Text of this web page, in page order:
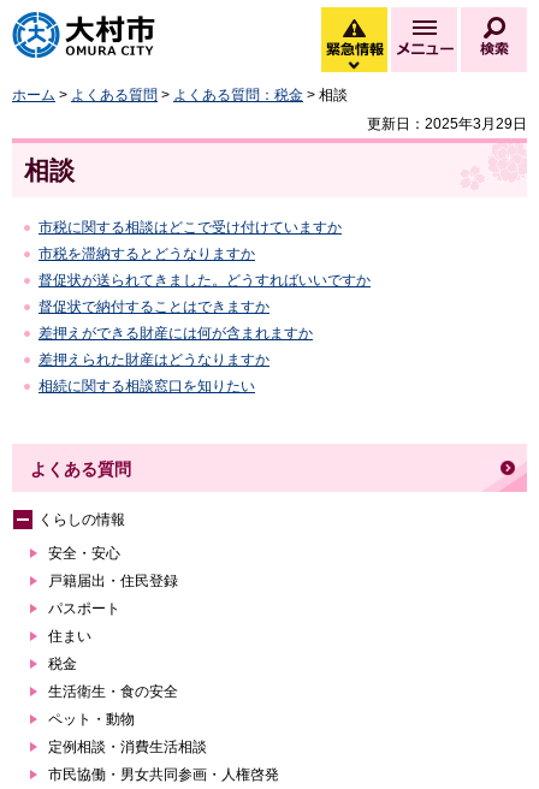
大村市
緊急情報
緊急情報を開く
メニュー
ホーム > よくある質問 > よくある質問：税金 > 相談
更新日：2025年3月29日
相談
市税に関する相談はどこで受け付けていますか
市税を滞納するとどうなりますか
督促状が送られてきました。どうすればいいですか
督促状で納付することはできますか
差押えができる財産には何が含まれますか
差押えられた財産はどうなりますか
相続に関する相談窓口を知りたい
よくある質問
くらしの情報
安全・安心
戸籍届出・住民登録
パスポート
住まい
税金
生活衛生・食の安全
ペット・動物
定例相談・消費生活相談
市民協働・男女共同参画・人権啓発